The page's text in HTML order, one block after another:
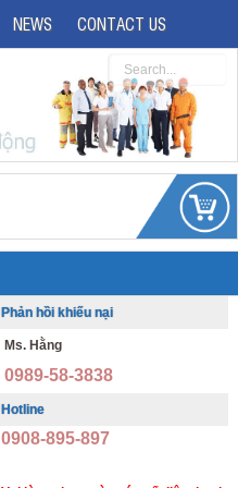
NEWS CONTACT US
Phản hồi khiếu nại
Ms. Hằng
0989-58-3838
Hotline
0908-895-897